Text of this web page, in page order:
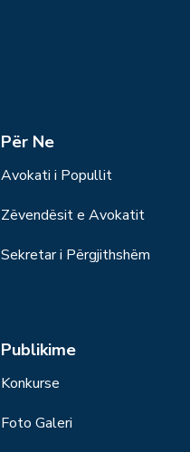
Për Ne
Avokati i Popullit
Zëvendësit e Avokatit
Sekretar i Përgjithshëm
Publikime
Konkurse
Foto Galeri